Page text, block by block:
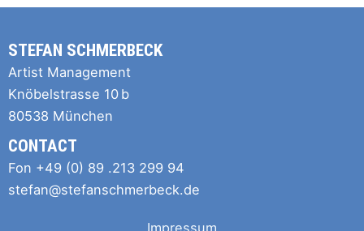
STEFAN SCHMERBECK
Artist Management
Knöbelstrasse 10 b
80538 München
CONTACT
Fon +49 (0) 89 .213 299 94
stefan@stefanschmerbeck.de